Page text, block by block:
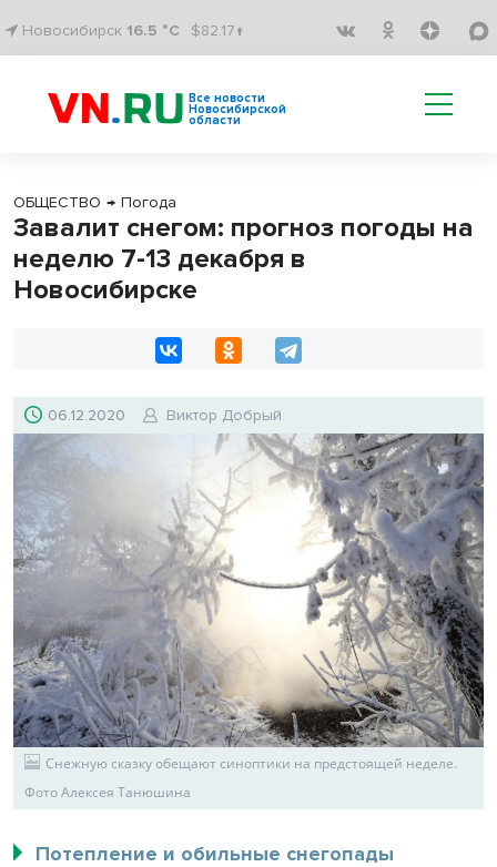
Новосибирск 16.5 °C $82.17↑
Все новости
Новосибирской
области
ОБЩЕСТВО → Погода
Завалит снегом: прогноз погоды на
неделю 7-13 декабря в
Новосибирске
06.12.2020 Виктор Добрый
Снежную сказку обещают синоптики на предстоящей неделе.
Фото Алексея Танюшина
Потепление и обильные снегопады